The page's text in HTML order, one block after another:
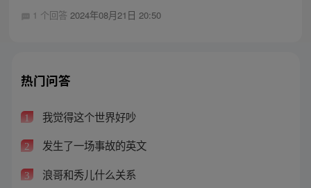
1 个回答 2024年08月21日 20:50
热门问答
1 我觉得这个世界好吵
2 发生了一场事故的英文
3 浪哥和秀儿什么关系